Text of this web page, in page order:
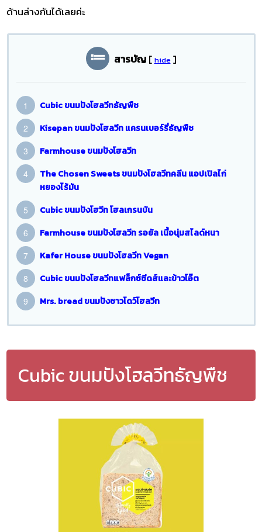
ด้านล่างกันได้เลยค่ะ
สารบัญ [ hide ]
Cubic ขนมปังโฮลวีทธัญพืช
Kisepan ขนมปังโฮลวีท แครนเบอร์รี่ธัญพืช
Farmhouse ขนมปังโฮลวีท
The Chosen Sweets ขนมปังโฮลวีทคลีน แอปเปิลไก่
หยองไร้มัน
Cubic ขนมปังโฮวีท โฮลเกรนบัน
Farmhouse ขนมปังโฮลวีท รอยัล เนื้อนุ่มสไลด์หนา
Kafer House ขนมปังโฮลวีท Vegan
Cubic ขนมปังโฮลวีทแฟล็กซ์ซีดส์และข้าวโอ๊ต
Mrs. bread ขนมปังซาวโดว์โฮลวีท
Cubic ขนมปังโฮลวีทธัญพืช